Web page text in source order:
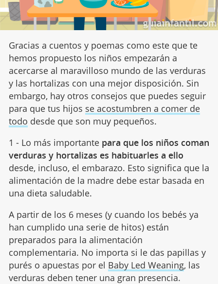
Gracias a cuentos y poemas como este que te
hemos propuesto los niños empezarán a
acercarse al maravilloso mundo de las verduras
y las hortalizas con una mejor disposición. Sin
embargo, hay otros consejos que puedes seguir
para que tus hijos se acostumbren a comer de
todo desde que son muy pequeños.
1 - Lo más importante para que los niños coman
verduras y hortalizas es habituarles a ello
desde, incluso, el embarazo. Esto significa que la
alimentación de la madre debe estar basada en
una dieta saludable.
A partir de los 6 meses (y cuando los bebés ya
han cumplido una serie de hitos) están
preparados para la alimentación
complementaria. No importa si le das papillas y
purés o apuestas por el Baby Led Weaning, las
verduras deben tener una gran presencia.